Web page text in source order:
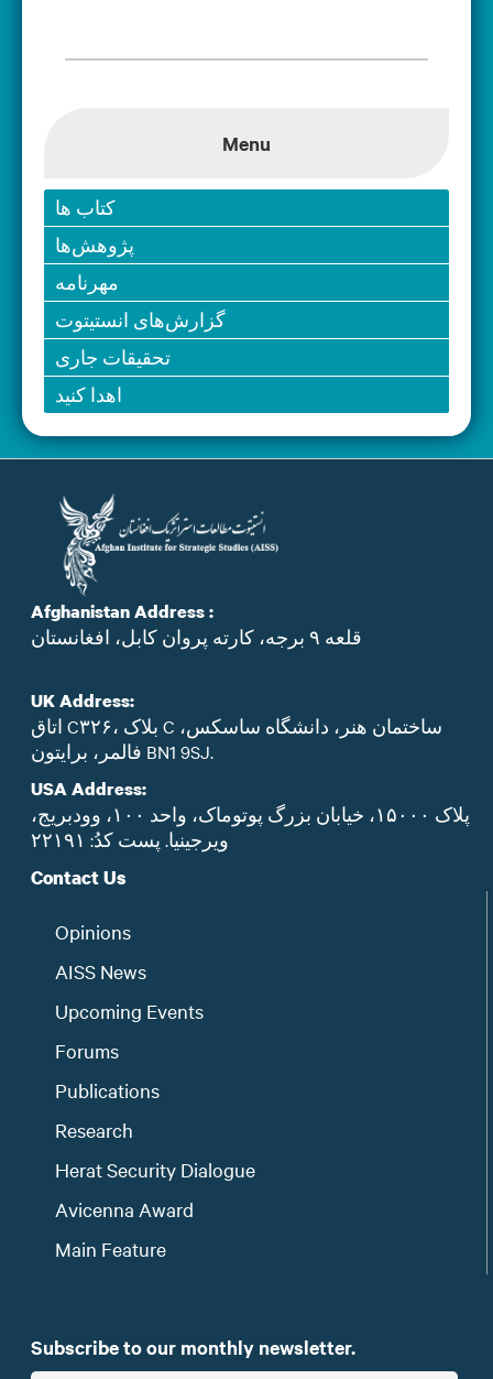
Menu
کتاب ها
پژوهش‌ها
مهرنامه
گزارش‌های انستیتوت
تحقیقات جاری
اهدا کنید
Afghanistan Address :
قلعه ۹ برجه، کارته پروان کابل، افغانستان
UK Address:
اتاق C۳۲۶، بلاک C ساختمان هنر، دانشگاه ساسکس،
فالمر، برایتون BN1 9SJ.
USA Address:
پلاک ۱۵۰۰۰، خیابان بزرگ پوتوماک، واحد ۱۰۰، وودبریج،
ویرجینیا. پست‌ کدُ: ۲۲۱۹۱
Contact Us
Opinions
AISS News
Upcoming Events
Forums
Publications
Research
Herat Security Dialogue
Avicenna Award
Main Feature
Subscribe to our monthly newsletter.